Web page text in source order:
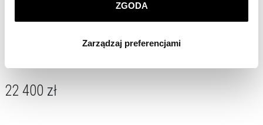
korzystamy. Możesz również wybrać jaki rodzaj plików
dokonać zmiany wybranych przez Ciebie plików cookie.
ZGODA
Zarządzaj preferencjami
Buben&Zörweg Rotomat Time Mover® Vantage 4 Macassar
22 400 zł